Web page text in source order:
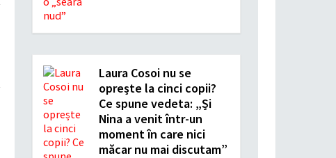
Laura Cosoi nu se
oprește la cinci copii?
Ce spune vedeta: „Și
Nina a venit într-un
moment în care nici
măcar nu mai discutam”